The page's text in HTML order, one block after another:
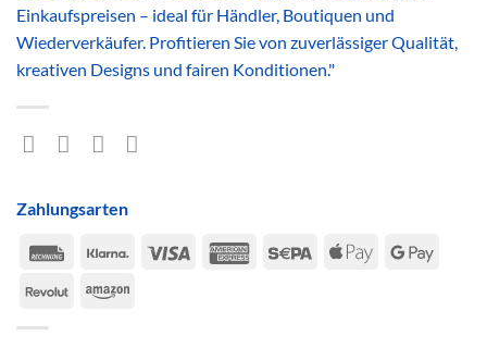
Einkaufspreisen – ideal für Händler, Boutiquen und
Wiederverkäufer. Profitieren Sie von zuverlässiger Qualität,
kreativen Designs und fairen Konditionen."
Zahlungsarten
Rechung
Klarna Visa
American Sepa
Apple
Google
RevolutAmazon